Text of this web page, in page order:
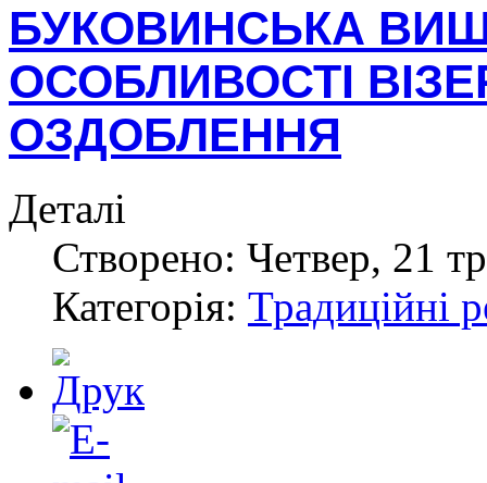
БУКОВИНСЬКА
ОСОБЛИВОСТІ
ОЗДОБЛЕННЯ
Деталі
Створено: Четвер, 21
Категорія: Традиційні